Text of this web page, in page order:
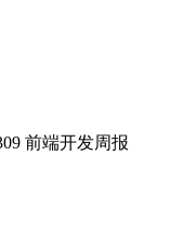
前端开发周报